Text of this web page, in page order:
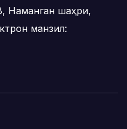
Наманган шаҳри,
манзил: